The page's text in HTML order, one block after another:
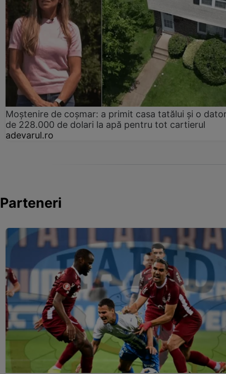
Moștenire de coșmar: a primit casa tatălui și o
de 228.000 de dolari la apă pentru tot cartierul
adevarul.ro
Parteneri